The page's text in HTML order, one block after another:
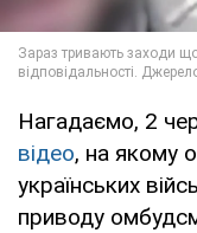
Нагадаємо, 2
відео, на якому
українських
приводу